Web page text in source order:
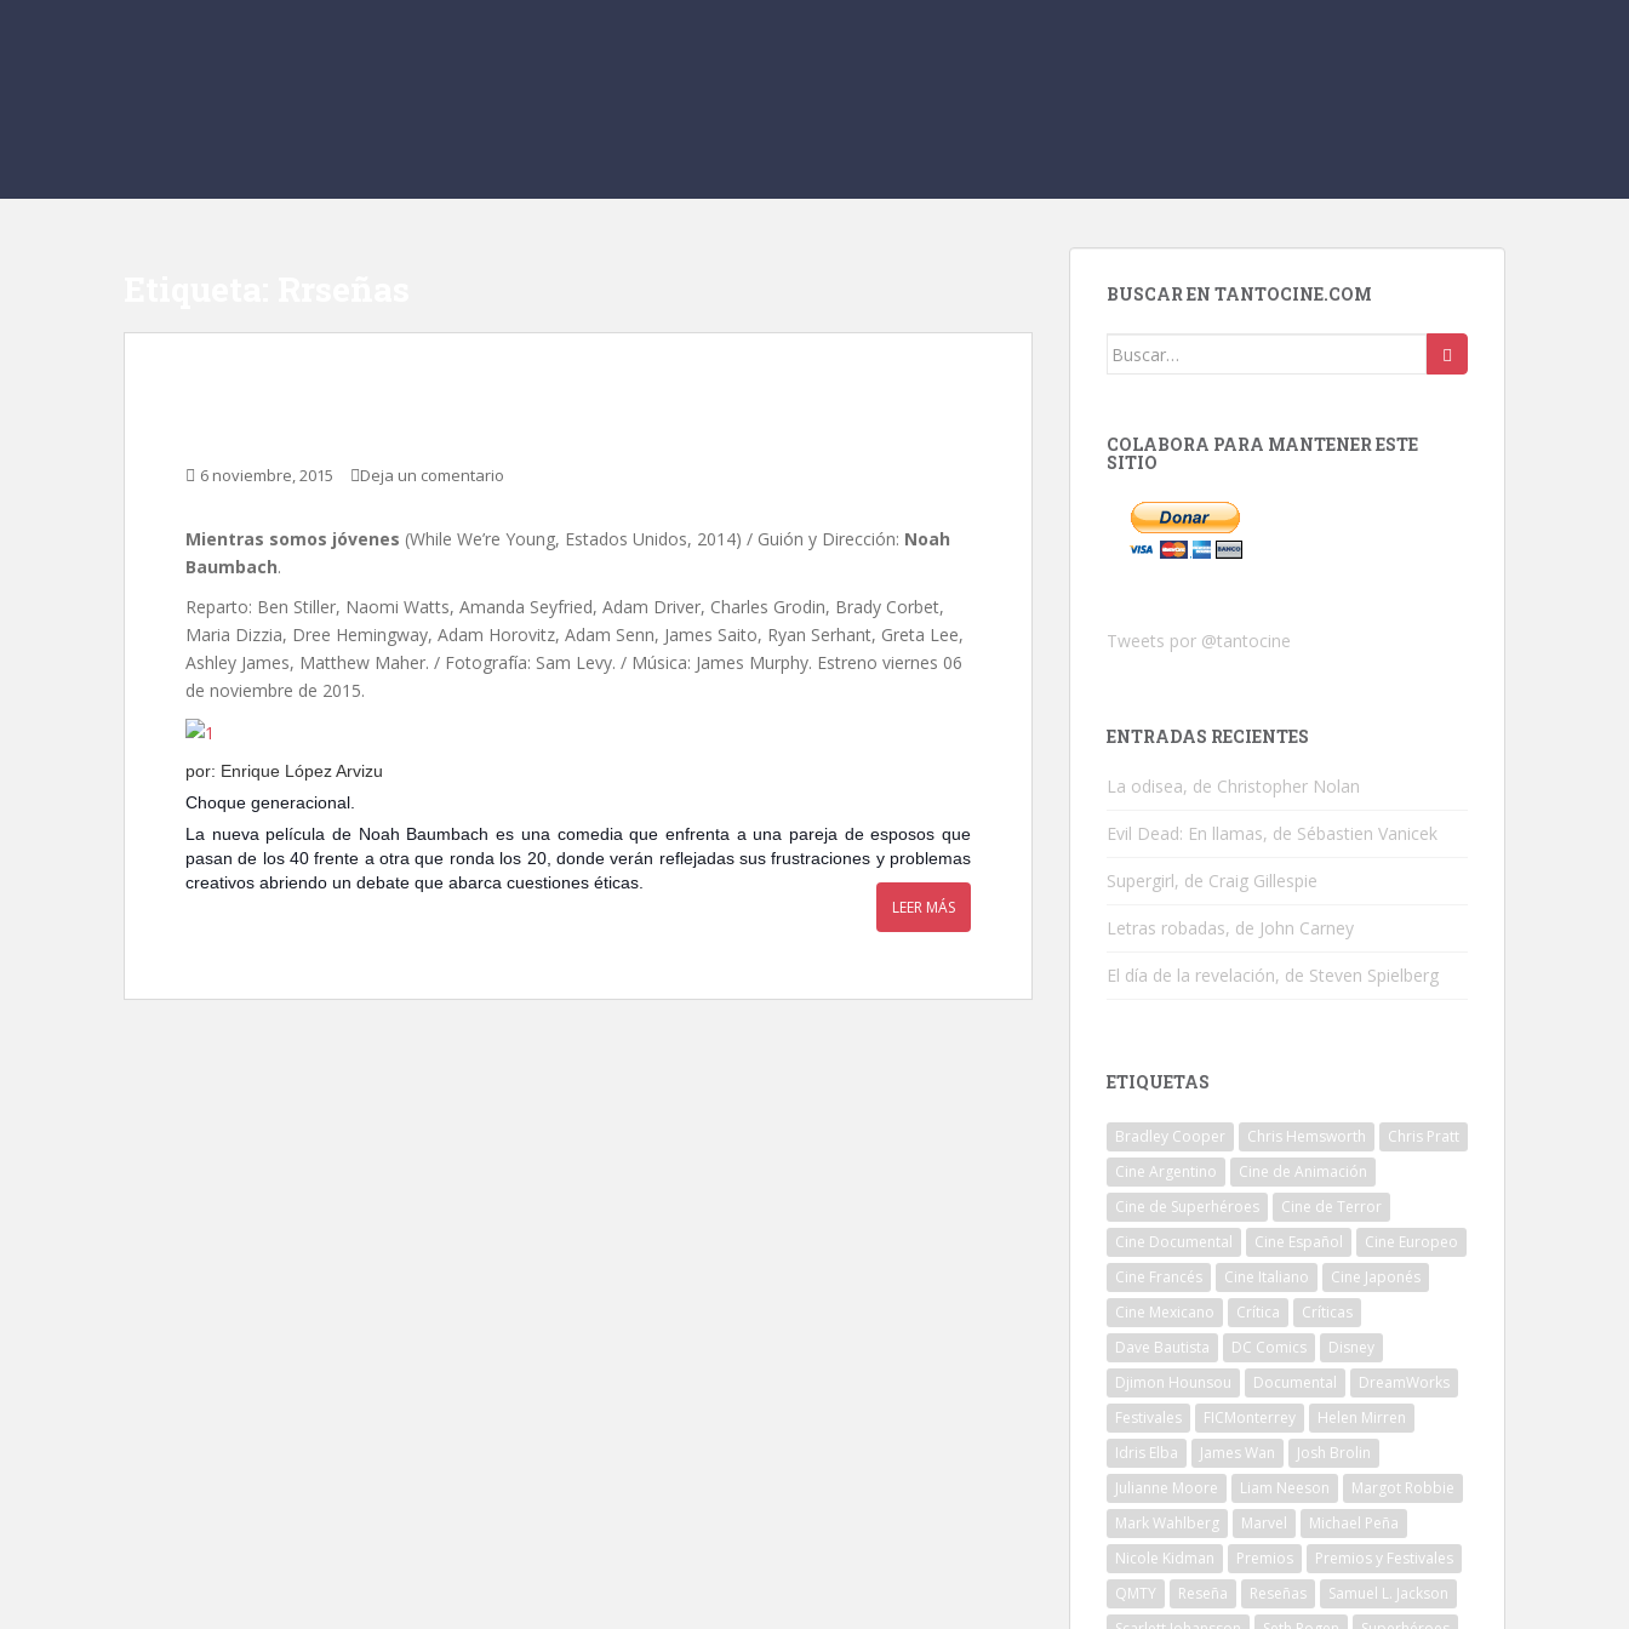
6 noviembre, 2015 Deja un comentario
Mientras somos jóvenes (While We’re Young, Estados Unidos, 2014) / Guión y Dirección: Noah
Baumbach.
Reparto: Ben Stiller, Naomi Watts, Amanda Seyfried, Adam Driver, Charles Grodin, Brady Corbet,
Maria Dizzia, Dree Hemingway, Adam Horovitz, Adam Senn, James Saito, Ryan Serhant, Greta Lee,
Ashley James, Matthew Maher. / Fotografía: Sam Levy. / Música: James Murphy. Estreno viernes 06
de noviembre de 2015.
por: Enrique López Arvizu
Choque generacional.
La nueva película de Noah Baumbach es una comedia que enfrenta a una pareja de esposos que
pasan de los 40 frente a otra que ronda los 20, donde verán reflejadas sus frustraciones y problemas
creativos abriendo un debate que abarca cuestiones éticas.
LEER MÁS
BUSCAR EN TANTOCINE.COM
Buscar:
COLABORA PARA MANTENER ESTE
SITIO
Tweets por @tantocine
ENTRADAS RECIENTES
La odisea, de Christopher Nolan
Evil Dead: En llamas, de Sébastien Vanicek
Supergirl, de Craig Gillespie
Letras robadas, de John Carney
El día de la revelación, de Steven Spielberg
ETIQUETAS
Bradley Cooper Chris Hemsworth
Chris Pratt
Cine Argentino
Cine de Animación
Cine de Superhéroes
Cine de Terror
Cine Documental
Cine Español
Cine Europeo
Cine Francés
Cine Italiano
Cine Japonés
Cine Mexicano
Crítica
Críticas
Dave Bautista
DC Comics
Disney
Djimon Hounsou
Documental
DreamWorks
Festivales
FICMonterrey
Helen Mirren
Idris Elba
James Wan
Josh Brolin
Julianne Moore
Liam Neeson
Margot Robbie
Mark Wahlberg
Marvel
Michael Peña
Nicole Kidman
Premios
Premios y Festivales
QMTY
Reseña Reseñas
Samuel L. Jackson